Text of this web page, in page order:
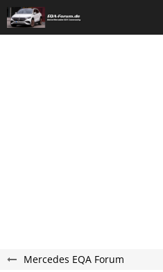
Mercedes EQA Forum